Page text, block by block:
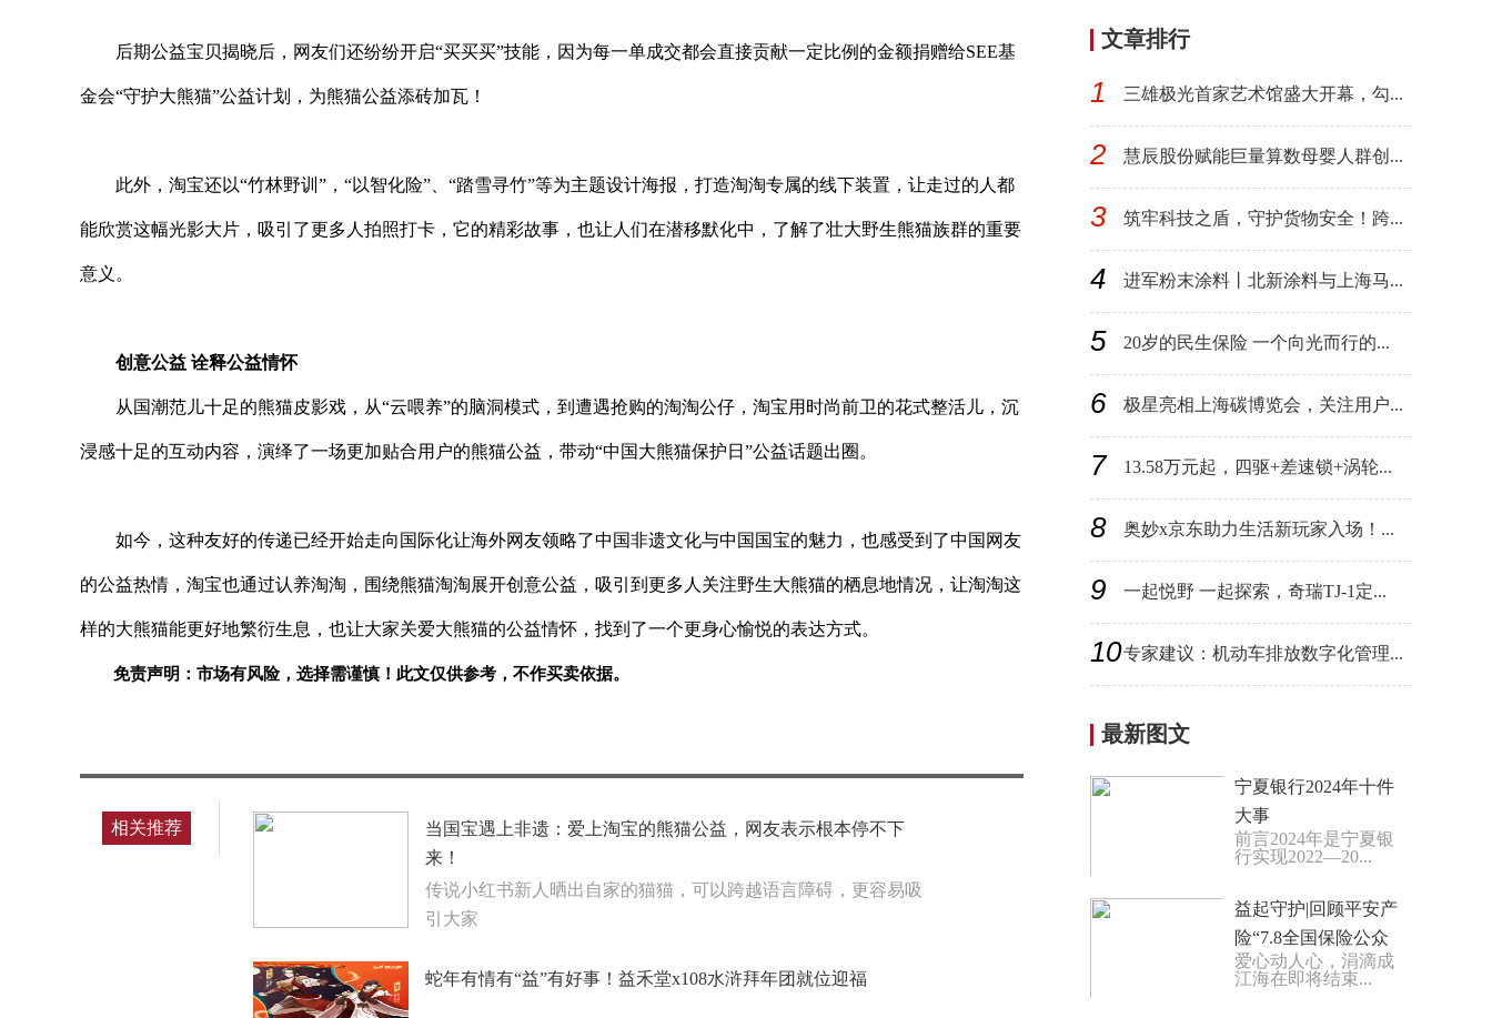
后期公益宝贝揭晓后，网友们还纷纷开启“买买买”技能，因为每一单成交都会直接贡献一定比例的金额捐赠给SEE基
金会“守护大熊猫”公益计划，为熊猫公益添砖加瓦！
此外，淘宝还以“竹林野训”，“以智化险”、“踏雪寻竹”等为主题设计海报，打造淘淘专属的线下装置，让走过的人都
能欣赏这幅光影大片，吸引了更多人拍照打卡，它的精彩故事，也让人们在潜移默化中，了解了壮大野生熊猫族群的重要
意义。
创意公益 诠释公益情怀
从国潮范儿十足的熊猫皮影戏，从“云喂养”的脑洞模式，到遭遇抢购的淘淘公仔，淘宝用时尚前卫的花式整活儿，沉
浸感十足的互动内容，演绎了一场更加贴合用户的熊猫公益，带动“中国大熊猫保护日”公益话题出圈。
如今，这种友好的传递已经开始走向国际化让海外网友领略了中国非遗文化与中国国宝的魅力，也感受到了中国网友
的公益热情，淘宝也通过认养淘淘，围绕熊猫淘淘展开创意公益，吸引到更多人关注野生大熊猫的栖息地情况，让淘淘这
样的大熊猫能更好地繁衍生息，也让大家关爱大熊猫的公益情怀，找到了一个更身心愉悦的表达方式。
免责声明：市场有风险，选择需谨慎！此文仅供参考，不作买卖依据。
相关推荐
当国宝遇上非遗：爱上淘宝的熊猫公益，网友表示根本停不下
来！
传说小红书新人晒出自家的猫猫，可以跨越语言障碍，更容易吸
引大家
蛇年有情有“益”有好事！益禾堂x108水浒拜年团就位迎福
文章排行
1 三雄极光首家艺术馆盛大开幕，勾...
2 慧辰股份赋能巨量算数母婴人群创...
3 筑牢科技之盾，守护货物安全！跨...
4 进军粉末涂料丨北新涂料与上海马...
5 20岁的民生保险 一个向光而行的...
6 极星亮相上海碳博览会，关注用户...
7 13.58万元起，四驱+差速锁+涡轮...
8 奥妙x京东助力生活新玩家入场！...
9 一起悦野 一起探索，奇瑞TJ-1定...
10专家建议：机动车排放数字化管理...
最新图文
宁夏银行2024年十件
大事
前言2024年是宁夏银
行实现2022—20...
益起守护|回顾平安产
险“7.8全国保险公众
宣传日”公益接力之
爱心动人心，涓滴成
江海在即将结束...